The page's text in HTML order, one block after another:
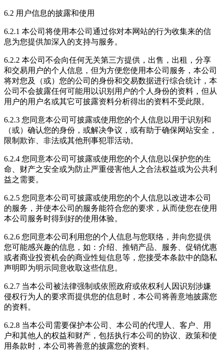
6.2 用户信息的披露和使用
6.2.1 本公司将使用本公司通过你对本网站的行为收集来的信
息为您提供加深入的支持与服务。
6.2.2 本公司不会向任何无关第三方提供，出售，出租，分享
和交易用户的个人信息，但为方便您使用本公司服务，本公司
将对您及（或）您的公司的身份和交易数据进行综合统计，本
公司不会披露任何可能用以识别用户的个人身份的资料，但从
用户的用户名或其它可披露资料分析得出的资料不受此限。
6.2.3 您同意本公司可披露或使用您的个人信息以用于识别和
（或）确认您的身份，或解决争议，或有助于确保网站安全，
限制欺诈、非法或其他刑事犯罪活动。
6.2.4 您同意本公司可披露或使用您的个人信息以保护您的生
命、财产之安全或为防止严重侵害他人之合法权益或为公共利
益之需要。
6.2.5 您同意本公司可披露或使用您的个人信息以改进本公司
的服务，并使本公司的服务能符合您的要求，从而使您在使用
本公司服务时得到好的使用体验。
6.2.6 您同意本公司利用您的个人信息与您联络，并向您提供
您可能感兴趣的信息，如：介绍、推销产品、服务、促销优惠
或者商业投资机会的商业性短信息等，您接受本条款中的隐私
声明即为明示同意收取这些信息。
6.2.7 当本公司被法律强制或依照政府或依权利人因识别涉嫌
侵权行为人的要求而提供您的信息时，本公司将善意地披露您
的资料。
6.2.8 当本公司需要保护本公司、本公司的代理人、客户、用
户和其他人的权益和财产，包括执行本公司的协议、政策和使
用条款时，本公司将善意的披露您的资料。